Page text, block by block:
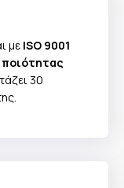
με ISO 9001
30